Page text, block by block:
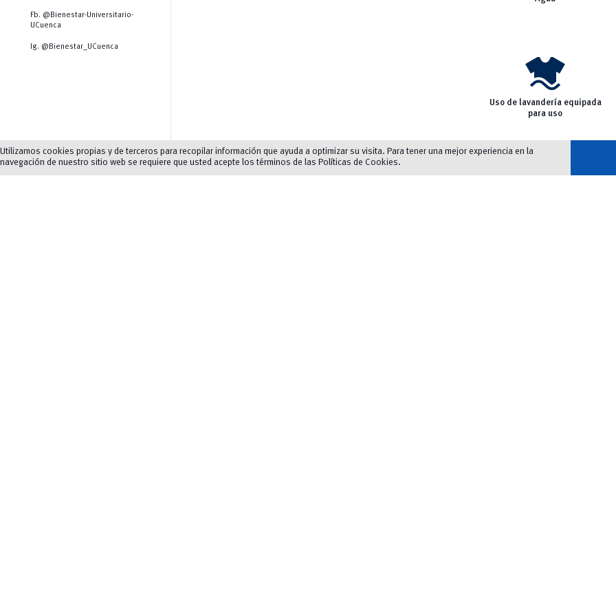
Fb. @Bienestar-Universitario-
UCuenca
Ig. @Bienestar_UCuenca
laundry
Uso de lavandería equipada
para uso
Utilizamos cookies propias y de terceros para recopilar información que ayuda a optimizar su visita. Para tener una mejor experiencia en la
navegación de nuestro sitio web se requiere que usted acepte los términos de las Políticas de Cookies.